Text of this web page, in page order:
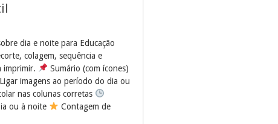
dia e noite para Educação
colagem, sequência e
imprimir.
Sumário (com ícones)
Ligar imagens ao período do dia ou
nas colunas corretas
ou à noite
Contagem de